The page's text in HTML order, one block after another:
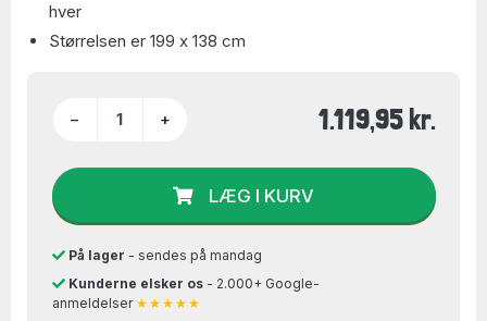
hver
Størrelsen er 199 x 138 cm
− + 1.119,95 kr.
LÆG I KURV
På lager - sendes på mandag
Kunderne elsker os- 2.000+ Google-
anmeldelser ★★★★★